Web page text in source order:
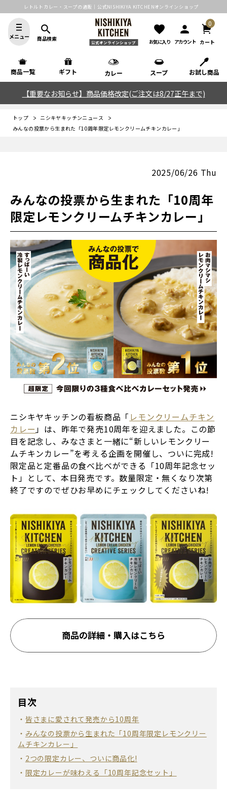
レトルトカレー・スープの通販｜公式NISHIKIYA KITCHENオンラインショップ
メニュー
search
商品検索
公式オンラインショップ
favorite
お気に入り
person
アカウント カート
0
商品一覧 ギフト カレー スープ お試し商品
【重要なお知らせ】商品価格改定(ご注文は8/27正午まで)
トップ
ニシキヤキッチンニュース
みんなの投票から生まれた「10周年限定レモンクリームチキンカレー」
2025/06/26 Thu
みんなの投票から生まれた「10周年
限定レモンクリームチキンカレー」
ニシキヤキッチンの看板商品「 レモンクリームチキン
カレー 」は、昨年で発売10周年を迎えました。この節
目を記念し、みなさまと一緒に“新しいレモンクリー
ムチキンカレー”を考える企画を開催し、ついに完成!
限定品と定番品の食べ比べができる「10周年記念セッ
ト」として、本日発売です。数量限定・無くなり次第
終了ですのでぜひお早めにチェックしてくださいね!
商品の詳細・購入はこちら
目次
皆さまに愛されて発売から10周年
みんなの投票から生まれた「10周年限定レモンクリー
ムチキンカレー」
2つの限定カレー、ついに商品化!
限定カレーが味わえる「10周年記念セット」